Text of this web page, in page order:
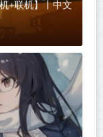
+联机】丨中文